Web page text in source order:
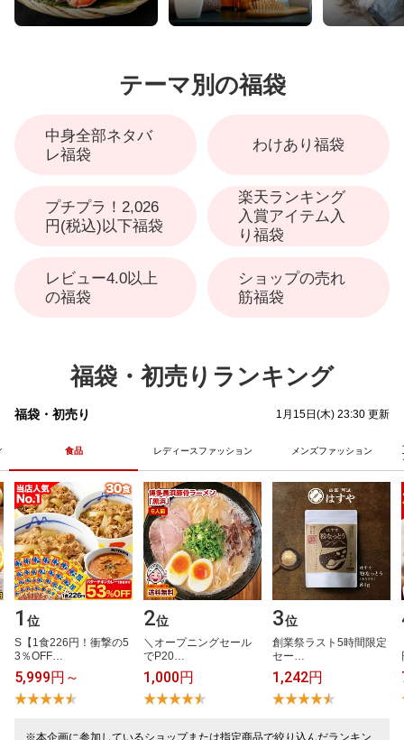
テーマ別の福袋
中身全部ネタバ
レ福袋
わけあり福袋
プチプラ！2,026
円(税込)以下福袋
楽天ランキング
入賞アイテム入
り福袋
レビュー4.0以上
の福袋
ショップの売れ
筋福袋
福袋・初売りランキング
福袋・初売り 1月15日(木) 23:30 更新
食品 レディースファッション メンズファッション
1 位
S​【​1​食​2​2​6​円​！​衝​撃​の​5​
3​％​O​F​F​…
5,999円～
2位
＼​オ​ー​プ​ニ​ン​グ​セ​ー​ル​
で​P​2​0​…
1,000円
3位
創​業​祭​ラ​ス​ト​5​時​間​限​定​
セ​ー​…
1,242円
※本企画に参加しているショップまたは指定商品で絞り込んだランキン